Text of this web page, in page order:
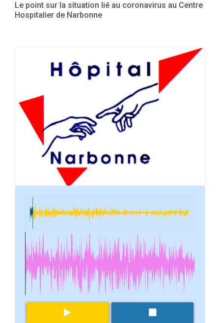
Le point sur la situation lié au coronavirus au Centre
Hospitalier de Narbonne